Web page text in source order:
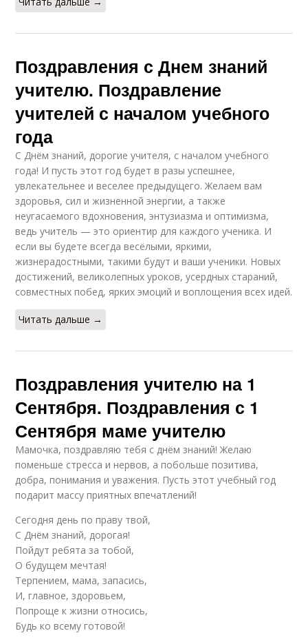
Поздравления с Днем знаний
учителю. Поздравление
учителей с началом учебного
года
С Днём знаний, дорогие учителя, с началом учебного
года! И пусть этот год будет в разы успешнее,
увлекательнее и веселее предыдущего. Желаем вам
здоровья, сил и жизненной энергии, а также
неугасаемого вдохновения, энтузиазма и оптимизма,
ведь учитель — это ориентир для каждого ученика. И
если вы будете всегда весёлыми, яркими,
жизнерадостными, такими будут и ваши ученики. Новых
достижений, великолепных уроков, усердных стараний,
совместных побед, ярких эмоций и воплощения всех идей.
Читать дальше →
Поздравления учителю на 1
Сентября. Поздравления с 1
Сентября маме учителю
Мамочка, поздравляю тебя с днём знаний! Желаю
поменьше стресса и нервов, а побольше позитива,
добра, понимания и уважения. Пусть этот учебный год
подарит массу приятных впечатлений!
Сегодня день по праву твой,
С Днём знаний, дорогая!
Пойдут ребята за тобой,
О будущем мечтая!
Терпением, мама, запасись,
И, главное, здоровьем,
Попроще к жизни относись,
Будь ко всему готовой!